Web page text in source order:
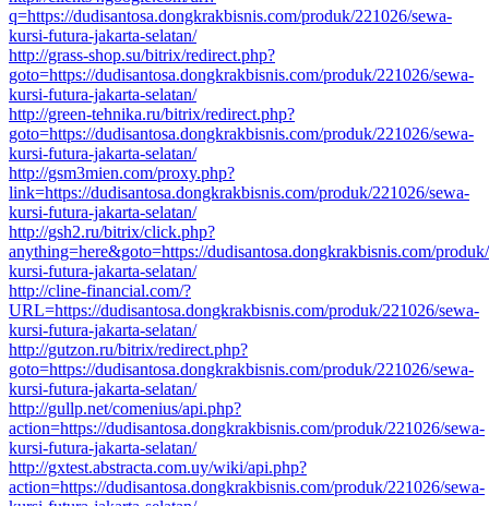
q=https://dudisantosa.dongkrakbisnis.com/produk/221026/sewa-
kursi-futura-jakarta-selatan/
http://grass-shop.su/bitrix/redirect.php?
goto=https://dudisantosa.dongkrakbisnis.com/produk/221026/sewa-
kursi-futura-jakarta-selatan/
http://green-tehnika.ru/bitrix/redirect.php?
goto=https://dudisantosa.dongkrakbisnis.com/produk/221026/sewa-
kursi-futura-jakarta-selatan/
http://gsm3mien.com/proxy.php?
link=https://dudisantosa.dongkrakbisnis.com/produk/221026/sewa-
kursi-futura-jakarta-selatan/
http://gsh2.ru/bitrix/click.php?
anything=here&goto=https://dudisantosa.dongkrakbisnis.com/
kursi-futura-jakarta-selatan/
http://cline-financial.com/?
URL=https://dudisantosa.dongkrakbisnis.com/produk/221026/sewa-
kursi-futura-jakarta-selatan/
http://gutzon.ru/bitrix/redirect.php?
goto=https://dudisantosa.dongkrakbisnis.com/produk/221026/sewa-
kursi-futura-jakarta-selatan/
http://gullp.net/comenius/api.php?
action=https://dudisantosa.dongkrakbisnis.com/produk/221026/sewa-
kursi-futura-jakarta-selatan/
http://gxtest.abstracta.com.uy/wiki/api.php?
action=https://dudisantosa.dongkrakbisnis.com/produk/221026/sewa-